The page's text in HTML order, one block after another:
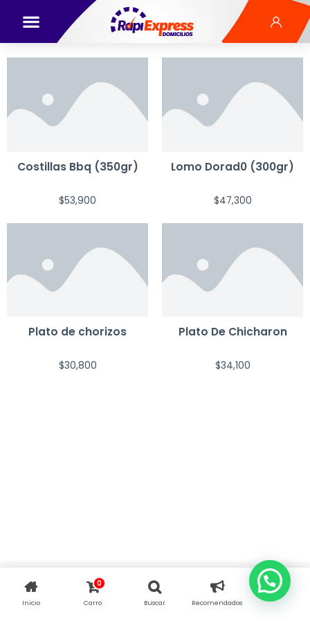
Costillas Bbq (350gr)
$53,900
Lomo Dorad0 (300gr)
$47,300
Plato de chorizos
$30,800
Plato De Chicharon
$34,100
Inicio
0
Carro Buscar Recomendados